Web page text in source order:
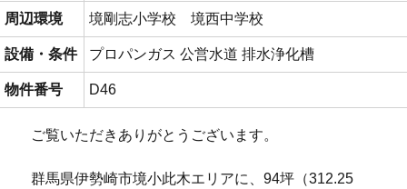
周辺環境 境剛志小学校 境西中学校
設備・条件 プロパンガス 公営水道 排水浄化槽
物件番号 D46
ご覧いただきありがとうございます。
群馬県伊勢崎市境小此木エリアに、94坪（312.25